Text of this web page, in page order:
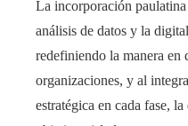
La incorporación
análisis de datos y la
redefiniendo la manera en
organizaciones, y al
estratégica en cada fase,